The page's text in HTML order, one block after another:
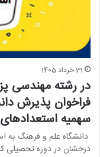
31 خرداد 1405
در رشته مهندسی
فراخوان پذیرش
سهمیه
دانشگاه علم و فرهنگ به
درخشان در دوره تحصیلی